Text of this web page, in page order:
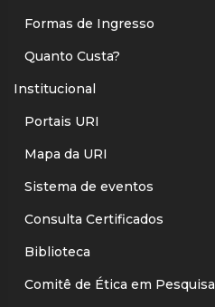
Formas de Ingresso
Quanto Custa?
Institucional
Portais URI
Mapa da URI
Sistema de eventos
Consulta Certificados
Biblioteca
Comitê de Ética em Pesquisa